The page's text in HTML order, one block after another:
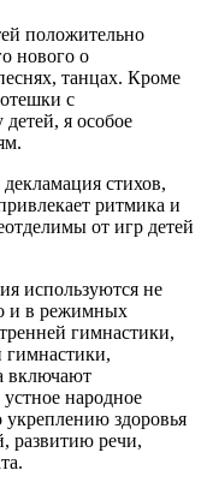
положительно
нового о
танцах. Кроме
с
я особое
стихов,
ритмика и
от игр детей
используются не
и в режимных
гимнастики,
гимнастики,
включают
народное
укреплению здоровья
развитию речи,